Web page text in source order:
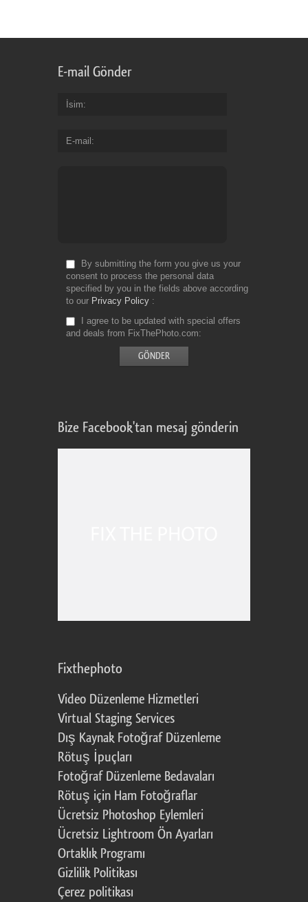
E-mail Gönder
İsim
E-mail
By submitting the form you give us your
consent to process the personal data
specified by you in the fields above according
to our Privacy Policy
I agree to be updated with special offers
and deals from FixThePhoto.com
Bize Facebook'tan mesaj gönderin
Fixthephoto
Video Düzenleme Hizmetleri
Virtual Staging Services
Dış Kaynak Fotoğraf Düzenleme
Rötuş İpuçları
Fotoğraf Düzenleme Bedavaları
Rötuş için Ham Fotoğraflar
Ücretsiz Photoshop Eylemleri
Ücretsiz Lightroom Ön Ayarları
Ortaklık Programı
Gizlilik Politikası
Çerez politikası